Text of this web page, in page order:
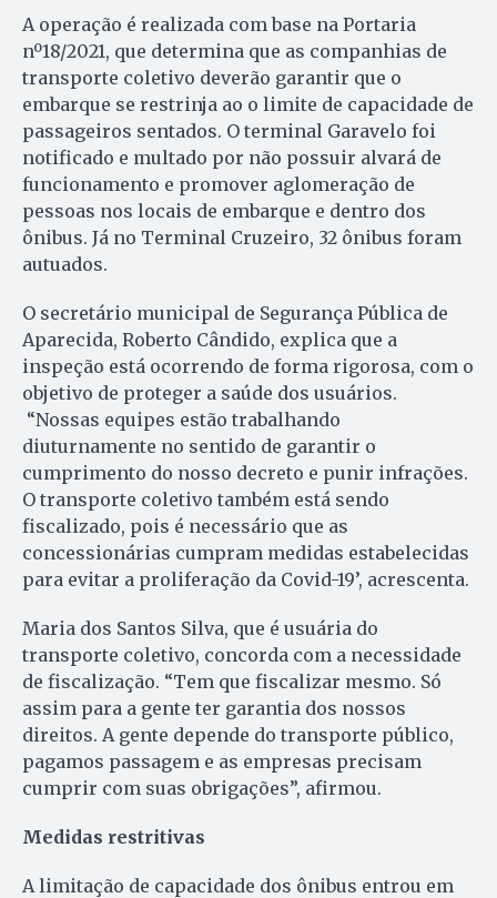
A operação é realizada com base na Portaria
nº18/2021, que determina que as companhias de
transporte coletivo deverão garantir que o
embarque se restrinja ao o limite de capacidade de
passageiros sentados. O terminal Garavelo foi
notificado e multado por não possuir alvará de
funcionamento e promover aglomeração de
pessoas nos locais de embarque e dentro dos
ônibus. Já no Terminal Cruzeiro, 32 ônibus foram
autuados.
O secretário municipal de Segurança Pública de
Aparecida, Roberto Cândido, explica que a
inspeção está ocorrendo de forma rigorosa, com o
objetivo de proteger a saúde dos usuários.
“Nossas equipes estão trabalhando
diuturnamente no sentido de garantir o
cumprimento do nosso decreto e punir infrações.
O transporte coletivo também está sendo
fiscalizado, pois é necessário que as
concessionárias cumpram medidas estabelecidas
para evitar a proliferação da Covid-19’, acrescenta.
Maria dos Santos Silva, que é usuária do
transporte coletivo, concorda com a necessidade
de fiscalização. “Tem que fiscalizar mesmo. Só
assim para a gente ter garantia dos nossos
direitos. A gente depende do transporte público,
pagamos passagem e as empresas precisam
cumprir com suas obrigações”, afirmou.
Medidas restritivas
A limitação de capacidade dos ônibus entrou em